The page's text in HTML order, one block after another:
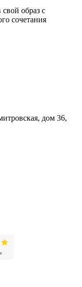
образ с
сочетания
дом 36,